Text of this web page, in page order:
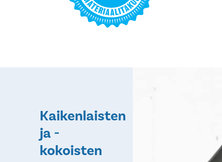
Kaikenlaisten
ja -
kokoisten